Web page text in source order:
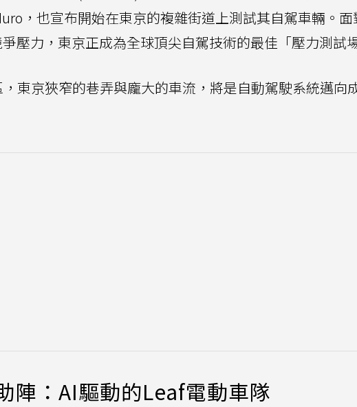
，也宣布開始在東京的複雜街道上測試其自駕車輛。面
壓力，東京正成為全球頂尖自駕技術的最佳「壓力測試
東京狹窄的巷弄與龐大的車流，將是自動駕駛系統邁向
陣：AI驅動的Leaf電動車隊